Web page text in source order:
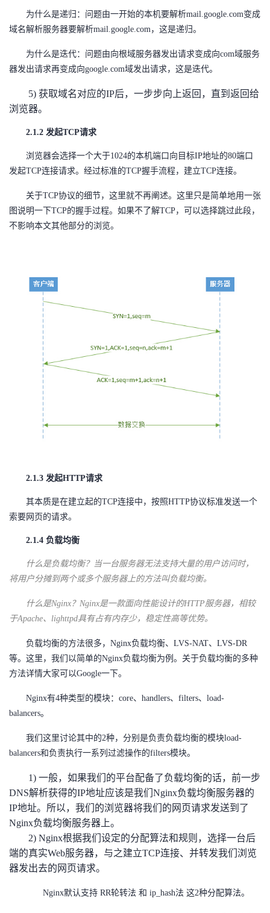
为什么是递归：问题由一开始的本机要解析mail.google.com变成
域名解析服务器要解析mail.google.com，这是递归。
为什么是迭代：问题由向根域服务器发出请求变成向com域服务
器发出请求再变成向google.com域发出请求，这是迭代。
5) 获取域名对应的IP后，一步步向上返回，直到返回给
浏览器。
2.1.2 发起TCP请求
浏览器会选择一个大于1024的本机端口向目标IP地址的80端口
发起TCP连接请求。经过标准的TCP握手流程，建立TCP连接。
关于TCP协议的细节，这里就不再阐述。这里只是简单地用一张
图说明一下TCP的握手过程。如果不了解TCP，可以选择跳过此段，
不影响本文其他部分的浏览。
2.1.3 发起HTTP请求
其本质是在建立起的TCP连接中，按照HTTP协议标准发送一个
索要网页的请求。
2.1.4 负载均衡
什么是负载均衡？当一台服务器无法支持大量的用户访问时，
将用户分摊到两个或多个服务器上的方法叫负载均衡。
什么是Nginx？Nginx是一款面向性能设计的HTTP服务器，相较
于Apache、lighttpd具有占有内存少，稳定性高等优势。
负载均衡的方法很多，Nginx负载均衡、LVS-NAT、LVS-DR
等。这里，我们以简单的Nginx负载均衡为例。关于负载均衡的多种
方法详情大家可以Google一下。
Nginx有4种类型的模块：core、handlers、filters、load-
balancers。
我们这里讨论其中的2种，分别是负责负载均衡的模块load-
balancers和负责执行一系列过滤操作的filters模块。
1) 一般，如果我们的平台配备了负载均衡的话，前一步
DNS解析获得的IP地址应该是我们Nginx负载均衡服务器的
IP地址。所以，我们的浏览器将我们的网页请求发送到了
Nginx负载均衡服务器上。
2) Nginx根据我们设定的分配算法和规则，选择一台后
端的真实Web服务器，与之建立TCP连接、并转发我们浏览
器发出去的网页请求。
Nginx默认支持 RR轮转法 和 ip_hash法 这2种分配算法。